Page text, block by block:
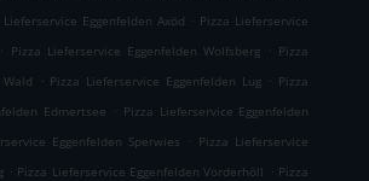
Lieferservice Eggenfelden Axöd . Pizza Lieferservice
. Pizza Lieferservice Eggenfelden Wolfsberg . Pizza
. Pizza Lieferservice Eggenfelden Lug . Pizza
Edmertsee . Pizza Lieferservice Eggenfelden
Eggenfelden Sperwies . Pizza Lieferservice
. Pizza Lieferservice Eggenfelden Vorderhöll . Pizza